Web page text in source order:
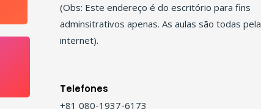
(Obs: Este endereço é do escritório para fins
adminsitrativos apenas. As aulas são todas pela
internet).
Telefones
+81 080-1937-6173